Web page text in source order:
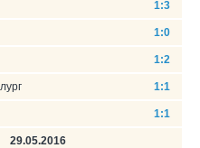
1:3
1:0
1:2
1:1
1:1
29.05.2016